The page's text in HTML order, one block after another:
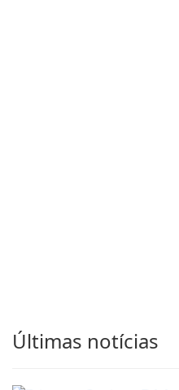
Últimas notícias